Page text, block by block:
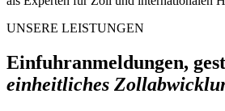
UNSERE LEISTUNGEN
Einfuhranmeldungen,
einheitliches